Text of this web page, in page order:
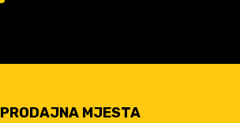
PRODAJNA MJESTA